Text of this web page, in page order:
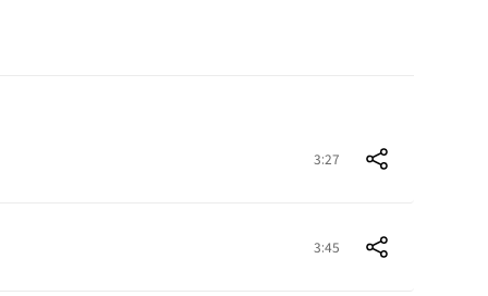
3:27
3:45